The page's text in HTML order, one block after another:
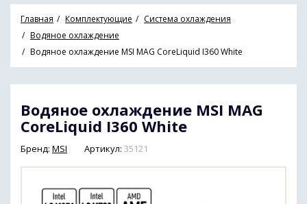
Главная Комплектующие
Система охлаждения
Водяное охлаждение
Водяное охлаждение MSI MAG CoreLiquid I360 White
Водяное охлаждение MSI MAG
CoreLiquid I360 White
Бренд: MSI Артикул: 35121